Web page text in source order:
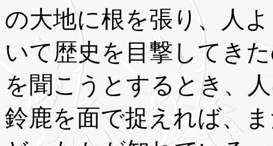
の大地に根を張り、人
いて歴史を目撃してき
を聞こうとするとき、
鈴鹿を面で捉えれば、